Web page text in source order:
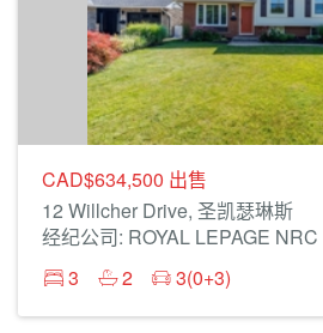
CAD$634,500 出售
12 Willcher Drive, 圣凯瑟琳斯
经纪公司: ROYAL LEPAGE
3
2 3(0+3)